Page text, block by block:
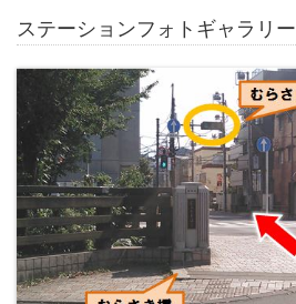
ステーションフォトギャラリー